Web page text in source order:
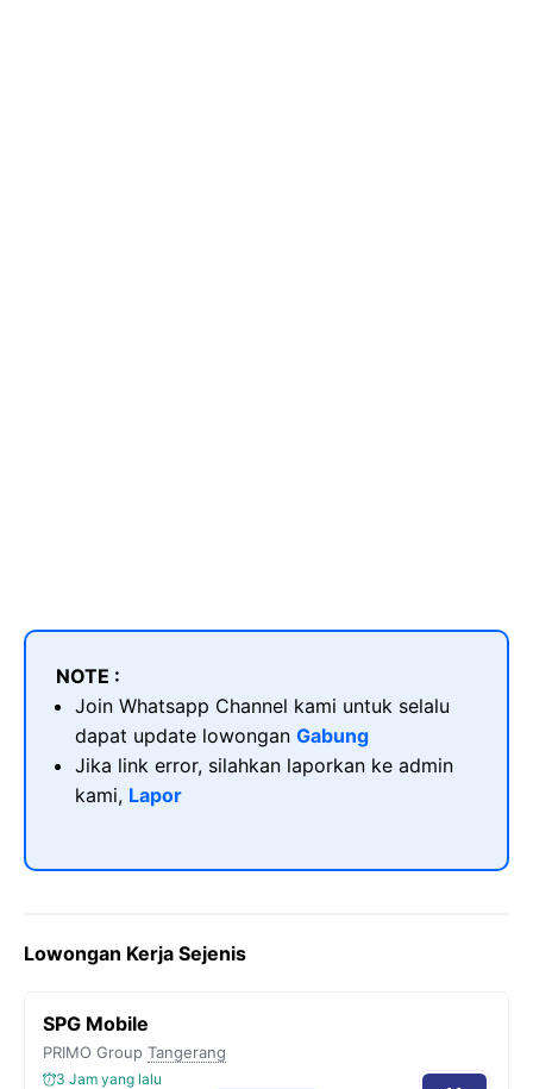
NOTE :
Join Whatsapp Channel kami untuk selalu
dapat update lowongan Gabung
Jika link error, silahkan laporkan ke admin
kami, Lapor
Lowongan Kerja Sejenis
SPG Mobile
PRIMO Group Tangerang
3 Jam yang lalu